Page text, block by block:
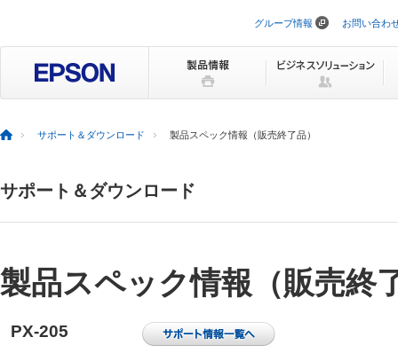
ビ
ョ
を
ス
グループ情報 お問い合わ
サポート＆ダウンロード 製品スペック情報（販売終了品）
サポート＆ダウンロード
製品スペック情報（販売終
PX-205